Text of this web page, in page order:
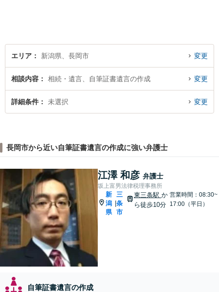
エリア 新潟県、長岡市 変更
相談内容 相続・遺言、自筆証書遺言の作成 変更
詳細条件 未選択 変更
長岡市から近い自筆証書遺言の作成に強い弁護士
江澤 和彦 弁護士
坂上富男法律税理事務所
新
潟
県
|
三
条
市
東三条駅 か
ら徒歩10分
営業時間：08:30~
17:00（平日）
自筆証書遺言の作成